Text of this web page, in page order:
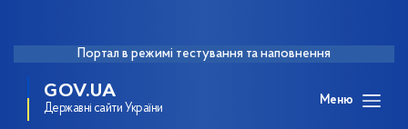
Портал в режимі тестування та наповнення
GOV.UA
Державні сайти України
Меню